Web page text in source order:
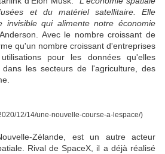
et du matériel satellitaire. Elle
invisible qui alimente notre économie
Avec le nombre croissant de
qu'un nombre croissant d'entreprises
pour les données qu'elles
dans les secteurs de l'agriculture, des
12/14/une-nouvelle-course-a-lespace/)
Zélande, est un autre acteur
Rival de SpaceX, il a déjà réalisé